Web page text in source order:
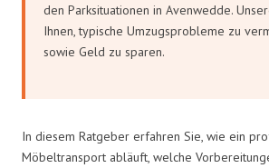
den Parksituationen in Avenwedde.
Ihnen, typische Umzugsprobleme zu
sowie Geld zu sparen.
In diesem Ratgeber erfahren Sie, wie ein
Möbeltransport abläuft, welche